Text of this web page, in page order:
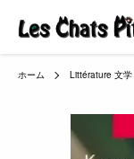
ホーム Littérature 文学